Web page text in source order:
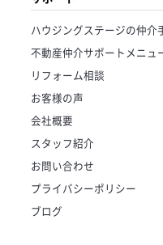
ハウジングステージの仲介
不動産仲介サポートメニュ
リフォーム相談
お客様の声
会社概要
スタッフ紹介
お問い合わせ
プライバシーポリシー
ブログ